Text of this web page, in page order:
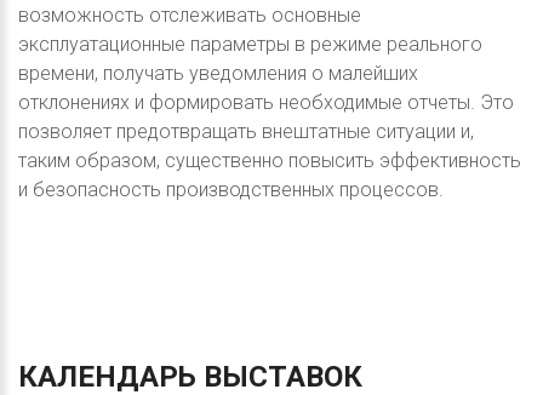
возможность отслеживать основные
эксплуатационные параметры в режиме реального
времени, получать уведомления о малейших
отклонениях и формировать необходимые отчеты. Это
позволяет предотвращать внештатные ситуации и,
таким образом, существенно повысить эффективность
и безопасность производственных процессов.
КАЛЕНДАРЬ ВЫСТАВОК